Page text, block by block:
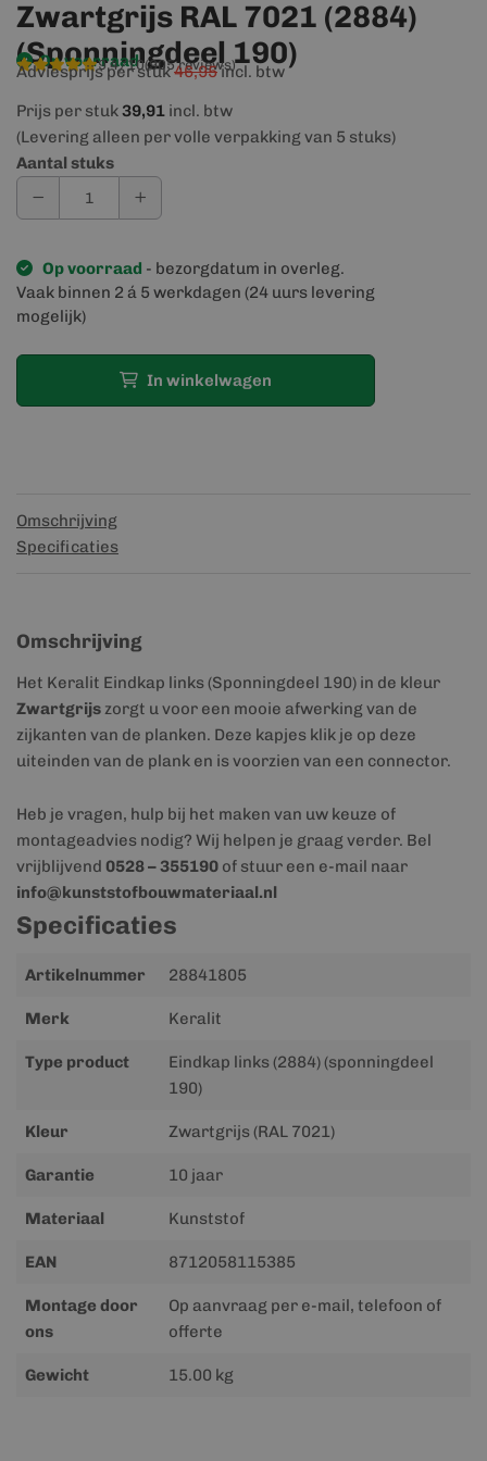
Zwartgrijs RAL 7021 (2884)
(Sponningdeel 190)
Op voorraad
9,4/10(905 reviews)
Adviesprijs per stuk46,95incl. btw
Prijs per stuk39,91 incl. btw
(Levering alleen per volle verpakking van 5 stuks)
Aantal stuks
Op voorraad - bezorgdatum in overleg.
Vaak binnen 2 á 5 werkdagen (24 uurs levering
mogelijk)
In winkelwagen
Omschrijving
Specificaties
Omschrijving
Het Keralit Eindkap links (Sponningdeel 190) in de kleur
Zwartgrijszorgt u voor een mooie afwerking van de
zijkanten van de planken. Deze kapjes klik je op deze
uiteinden van de plank en is voorzien van een connector.
Heb je vragen, hulp bij het maken van uw keuze of
montageadvies nodig? Wij helpen je graag verder. Bel
vrijblijvend 0528 – 355190 of stuur een e-mail naar
info@kunststofbouwmateriaal.nl
Specificaties
Meer
Artikelnummer 28841805
Merk Keralit
Type product
Eindkap links (2884) (sponningdeel
190)
Kleur Zwartgrijs (RAL 7021)
Garantie 10 jaar
Materiaal Kunststof
EAN 8712058115385
Montage door
ons
Op aanvraag per e-mail, telefoon of
offerte
Gewicht 15.00 kg